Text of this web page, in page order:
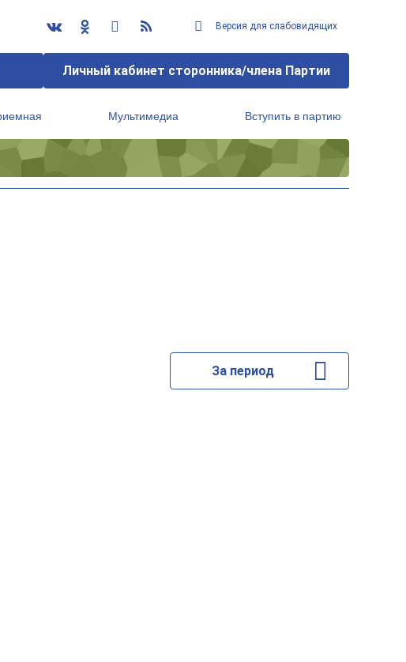
Версия для слабовидящих
Личный кабинет сторонника/члена Партии
Мультимедиа Вступить в партию
За период